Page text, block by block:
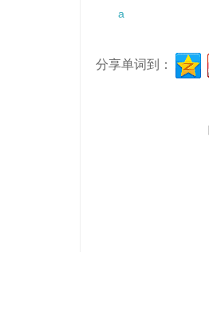
a
分享单词到：